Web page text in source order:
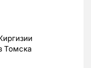
Томска